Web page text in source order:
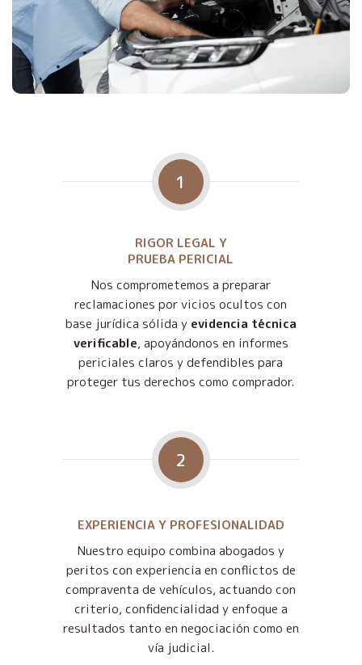
1
RIGOR LEGAL Y
PRUEBA PERICIAL
Nos comprometemos a preparar
reclamaciones por vicios ocultos con
base jurídica sólida y evidencia técnica
verificable, apoyándonos en informes
periciales claros y defendibles para
proteger tus derechos como comprador.
2
EXPERIENCIA Y PROFESIONALIDAD
Nuestro equipo combina abogados y
peritos con experiencia en conflictos de
compraventa de vehículos, actuando con
criterio, confidencialidad y enfoque a
resultados tanto en negociación como en
vía judicial.